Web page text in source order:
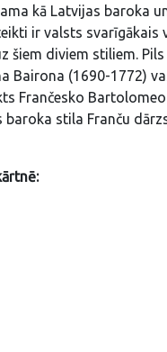
kā Latvijas baroka
ir valsts svarīgākais
šiem diviem stiliem.
Bairona (1690-1772)
Frančesko
stila Franču